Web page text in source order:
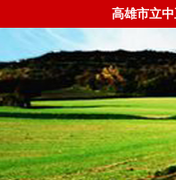
高雄市立